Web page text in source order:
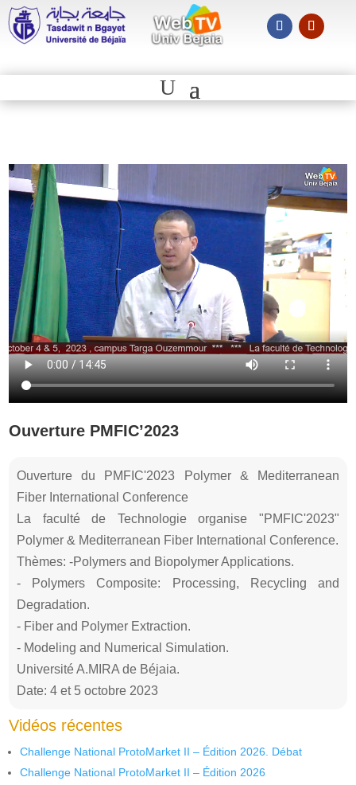
Ouverture PMFIC’2023
Ouverture du PMFIC'2023 Polymer & Mediterranean
Fiber International Conference
La faculté de Technologie organise "PMFIC'2023"
Polymer & Mediterranean Fiber International Conference.
Thèmes: -Polymers and Biopolymer Applications.
- Polymers Composite: Processing, Recycling and
Degradation.
- Fiber and Polymer Extraction.
- Modeling and Numerical Simulation.
Université A.MIRA de Béjaia.
Date: 4 et 5 octobre 2023
Vidéos récentes
Challenge National ProtoMarket II – Édition 2026. Débat
Challenge National ProtoMarket II – Édition 2026